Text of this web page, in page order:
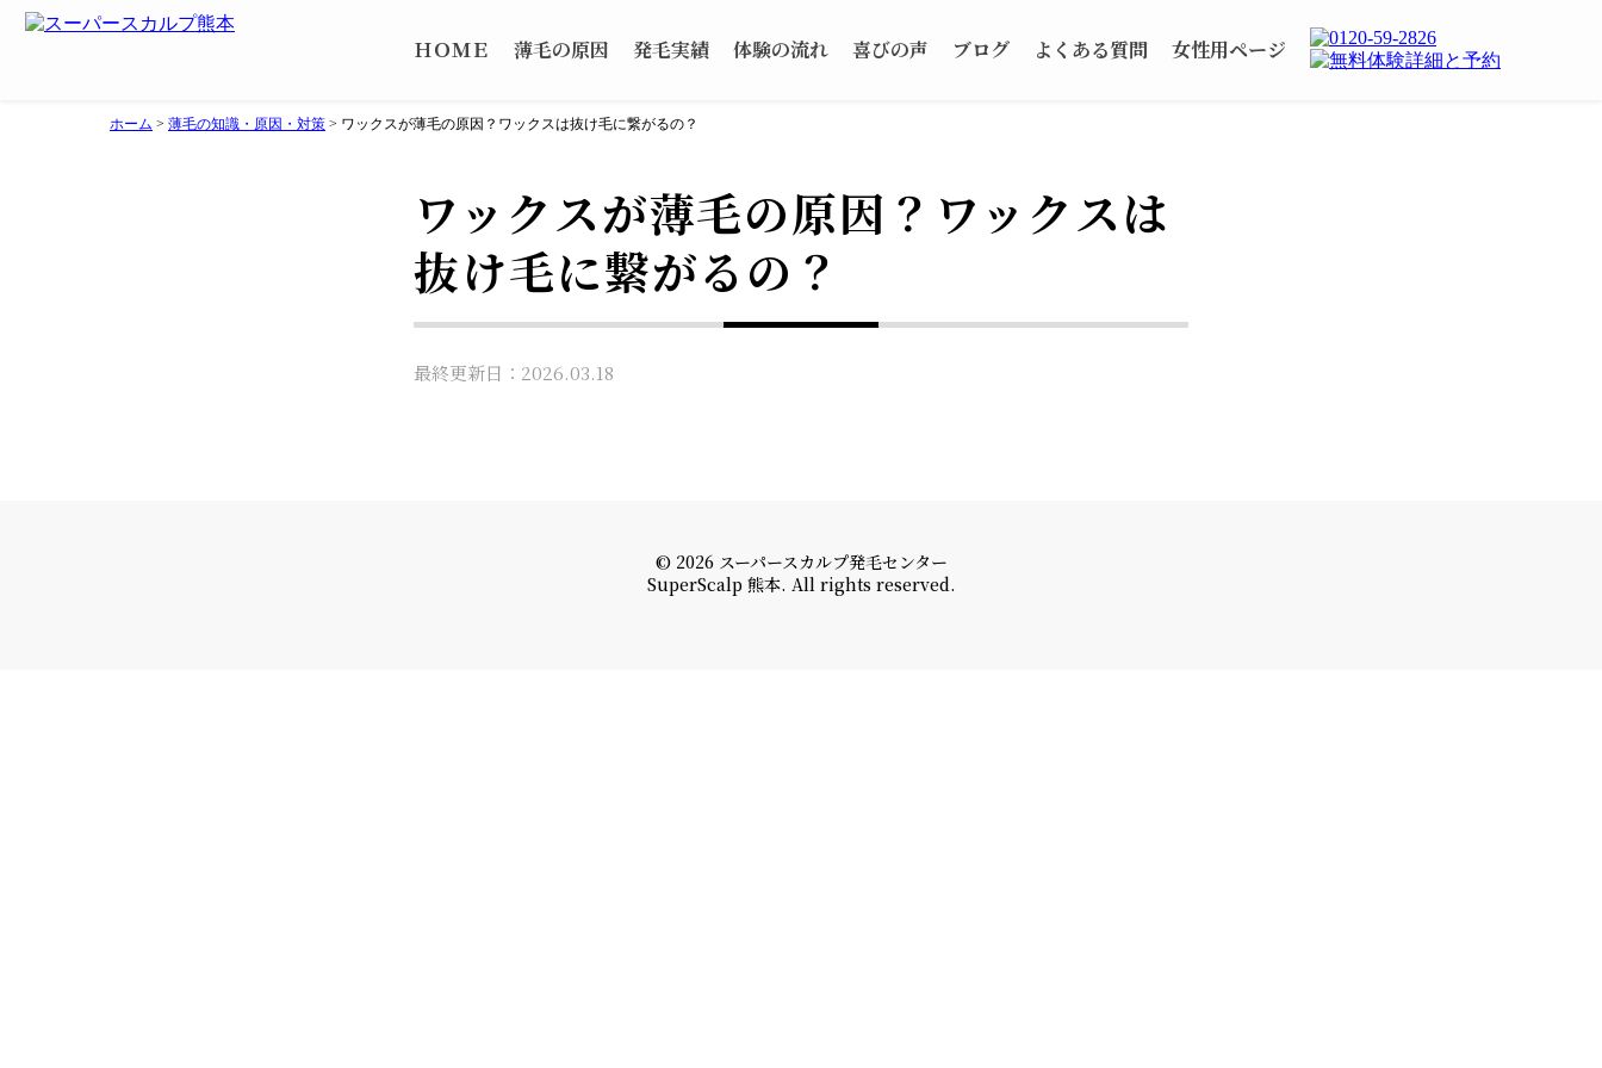
ＨＯＭＥ 薄毛の原因 発毛実績 体験の流れ 喜びの声 ブログ よくある質問 女性用ページ
ホーム > 薄毛の知識・原因・対策 > ワックスが薄毛の原因？ワックスは抜け毛に繋がるの？
ワックスが薄毛の原因？ワックスは
抜け毛に繋がるの？
最終更新日：2026.03.18
© 2026 スーパースカルプ発毛センター
SuperScalp 熊本. All rights reserved.